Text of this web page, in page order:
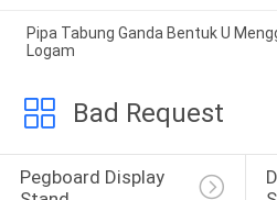
Pipa Tabung Ganda Bentuk U
Logam
Bad Request
Pegboard Display